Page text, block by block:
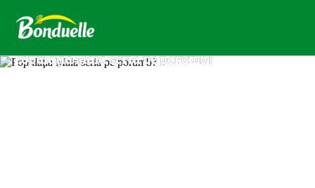
Populaţia Maia scria pe porumb?